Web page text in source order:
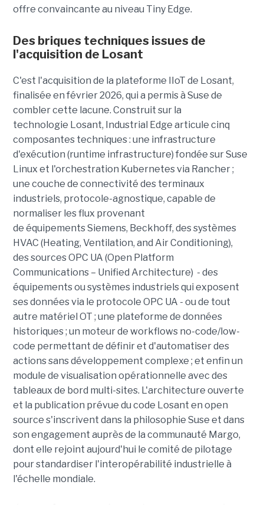
offre convaincante au niveau Tiny Edge.
Des briques techniques issues de
l'acquisition de Losant
C'est l'acquisition de la plateforme IIoT de Losant,
finalisée en février 2026, qui a permis à Suse de
combler cette lacune. Construit sur la
technologie Losant, Industrial Edge articule cinq
composantes techniques : une infrastructure
d'exécution (runtime infrastructure) fondée sur Suse
Linux et l'orchestration Kubernetes via Rancher ;
une couche de connectivité des terminaux
industriels, protocole-agnostique, capable de
normaliser les flux provenant
de équipements Siemens, Beckhoff, des systèmes
HVAC (Heating, Ventilation, and Air Conditioning),
des sources OPC UA (Open Platform
Communications – Unified Architecture) - des
équipements ou systèmes industriels qui exposent
ses données via le protocole OPC UA - ou de tout
autre matériel OT ; une plateforme de données
historiques ; un moteur de workflows no-code/low-
code permettant de définir et d'automatiser des
actions sans développement complexe ; et enfin un
module de visualisation opérationnelle avec des
tableaux de bord multi-sites. L'architecture ouverte
et la publication prévue du code Losant en open
source s'inscrivent dans la philosophie Suse et dans
son engagement auprès de la communauté Margo,
dont elle rejoint aujourd'hui le comité de pilotage
pour standardiser l'interopérabilité industrielle à
l'échelle mondiale.